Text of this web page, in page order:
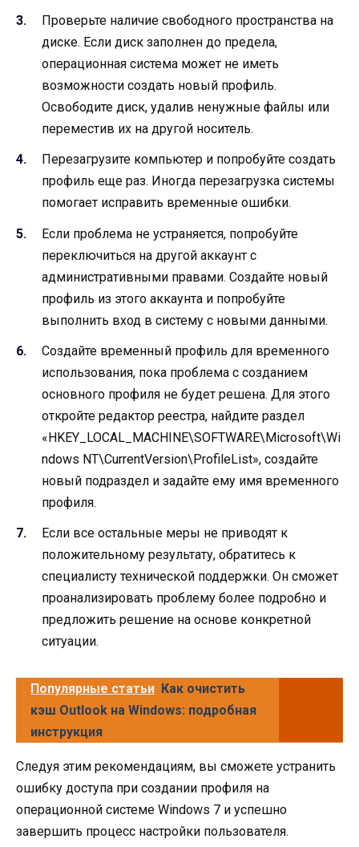
Проверьте наличие свободного пространства на
диске. Если диск заполнен до предела,
операционная система может не иметь
возможности создать новый профиль.
Освободите диск, удалив ненужные файлы или
переместив их на другой носитель.
Перезагрузите компьютер и попробуйте создать
профиль еще раз. Иногда перезагрузка системы
помогает исправить временные ошибки.
Если проблема не устраняется, попробуйте
переключиться на другой аккаунт с
административными правами. Создайте новый
профиль из этого аккаунта и попробуйте
выполнить вход в систему с новыми данными.
Создайте временный профиль для временного
использования, пока проблема с созданием
основного профиля не будет решена. Для этого
откройте редактор реестра, найдите раздел
«HKEY_LOCAL_MACHINE\SOFTWARE\Microsoft\Wi
ndows NT\CurrentVersion\ProfileList», создайте
новый подраздел и задайте ему имя временного
профиля.
Если все остальные меры не приводят к
положительному результату, обратитесь к
специалисту технической поддержки. Он сможет
проанализировать проблему более подробно и
предложить решение на основе конкретной
ситуации.
Популярные статьи Как очистить
кэш Outlook на Windows: подробная
инструкция
Следуя этим рекомендациям, вы сможете устранить
ошибку доступа при создании профиля на
операционной системе Windows 7 и успешно
завершить процесс настройки пользователя.